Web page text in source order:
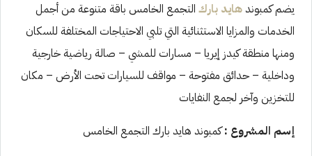
يضم كمبوندهايد بارك التجمع الخامس باقة متنوعة من أجمل
الخدمات والمزايا الاستثنائية التي تلبي الاحتياجات المختلفة للسكان
ومنها منطقة كيدز إيريا – مسارات للمشي – صالة رياضية خارجية
وداخلية – حدائق مفتوحة – مواقف للسيارات تحت الأرض – مكان
للتخزين وآخر لجمع النفايات
إسم المشروع :كمبوند هايد بارك التجمع الخامس